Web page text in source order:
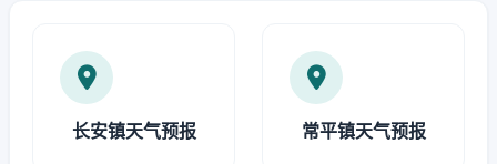
长安镇天气预报 常平镇天气预报